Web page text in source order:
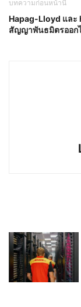
บทความก่อนหน้านี้
Hapag-Lloyd และ
สัญญาพันธมิตรออก